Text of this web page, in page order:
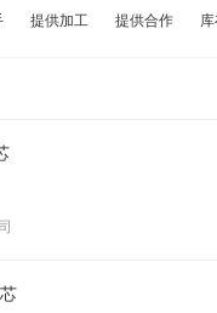
提供加工 提供合作